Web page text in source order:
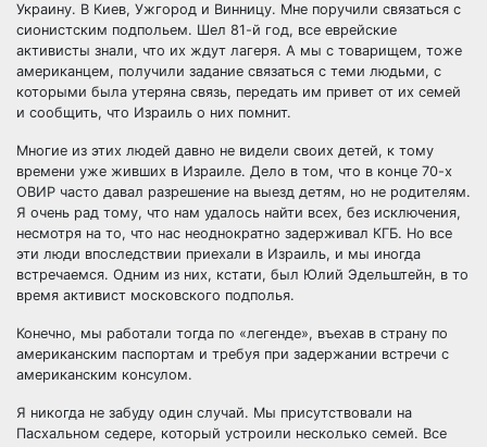
Украину. В Киев, Ужгород и Винницу. Мне поручили связаться с
сионистским подпольем. Шел 81-й год, все еврейские
активисты знали, что их ждут лагеря. А мы с товарищем, тоже
американцем, получили задание связаться с теми людьми, с
которыми была утеряна связь, передать им привет от их семей
и сообщить, что Израиль о них помнит.
Многие из этих людей давно не видели своих детей, к тому
времени уже живших в Израиле. Дело в том, что в конце 70-х
ОВИР часто давал разрешение на выезд детям, но не родителям.
Я очень рад тому, что нам удалось найти всех, без исключения,
несмотря на то, что нас неоднократно задерживал КГБ. Но все
эти люди впоследствии приехали в Израиль, и мы иногда
встречаемся. Одним из них, кстати, был Юлий Эдельштейн, в то
время активист московского подполья.
Конечно, мы работали тогда по «легенде», въехав в страну по
американским паспортам и требуя при задержании встречи с
американским консулом.
Я никогда не забуду один случай. Мы присутствовали на
Пасхальном седере, который устроили несколько семей. Все